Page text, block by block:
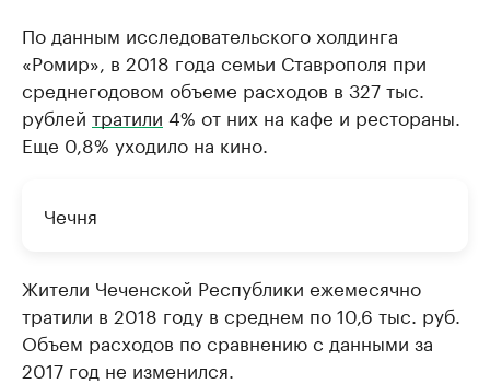
По данным исследовательского холдинга
«Ромир», в 2018 года семьи Ставрополя при
среднегодовом объеме расходов в 327 тыс.
рублей тратили 4% от них на кафе и рестораны.
Еще 0,8% уходило на кино.
Чечня
Жители Чеченской Республики ежемесячно
тратили в 2018 году в среднем по 10,6 тыс. руб.
Объем расходов по сравнению с данными за
2017 год не изменился.